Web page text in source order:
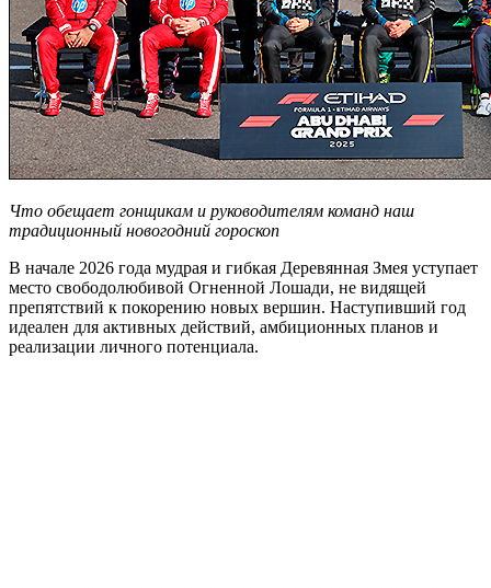
Что обещает гонщикам и руководителям команд наш
традиционный новогодний гороскоп
В начале 2026 года мудрая и гибкая Деревянная Змея уступает
место свободолюбивой Огненной Лошади, не видящей
препятствий к покорению новых вершин. Наступивший год
идеален для активных действий, амбиционных планов и
реализации личного потенциала.